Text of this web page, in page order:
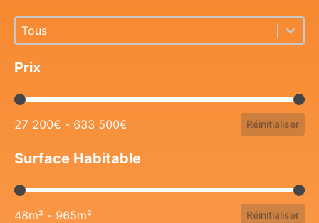
Type Annonce
Type Annonce
Type Annonce
Prix
Prix
27 200€ - 633 500€ Réinitialiser
Surface Habitable
Surface Habitable
48m² - 965m² Réinitialiser